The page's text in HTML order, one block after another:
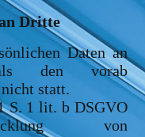
Dritte
Daten an
den vorab
statt.
S. 1 lit. b DSGVO
von